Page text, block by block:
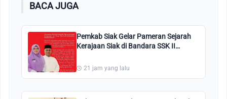
BACA JUGA
Pemkab Siak Gelar Pameran Sejarah
Kerajaan Siak di Bandara SSK II
21 jam yang lalu